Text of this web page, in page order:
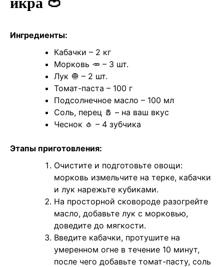
Ингредиенты:
Кабачки – 2 кг
Морковь 🥕 – 3 шт.
Лук 🧅 – 2 шт.
Томат-паста – 100 г
Подсолнечное масло – 100 мл
Соль, перец 🧂 – на ваш вкус
Чеснок 🧄 – 4 зубчика
Этапы приготовления:
Очистите и подготовьте овощи:
морковь измельчите на терке, кабачки
и лук нарежьте кубиками.
На просторной сковороде разогрейте
масло, добавьте лук с морковью,
доведите до мягкости.
Введите кабачки, протушите на
умеренном огне в течение 10 минут,
после чего добавьте томат-пасту, соль